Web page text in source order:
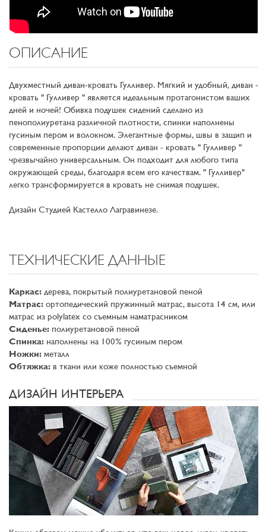
ОПИСАНИЕ
Двухместный диван-кровать Гулливер. Мягкий и удобный, диван -
кровать " Гулливер " является идеальным протагонистом ваших
дней и ночей! Обивка подушек сидений сделано из
пенополиуретана различной плотности, спинки наполнены
гусиным пером и волокном. Элегантные формы, швы в защип и
современные пропорции делают диван - кровать " Гулливер "
чрезвычайно универсальным. Он подходит для любого типа
окружающей среды, благодаря всем его качествам. " Гулливер"
легко трансформируется в кровать не снимая подушек.
Дизайн Студией Кастелло Лагравинезе.
ТЕХНИЧЕСКИЕ ДАННЫЕ
Каркас: дерева, покрытый полиуретановой пеной
Матрас: ортопедический пружинный матрас, высота 14 см, или
матрас из polylatex со съемным наматрасником
Сиденье: полиуретановой пеной
Спинка: наполнены на 100% гусиным пером
Ножки: металл
Обтяжка: в ткани или коже полностью съемной
ДИЗАЙН ИНТЕРЬЕРА